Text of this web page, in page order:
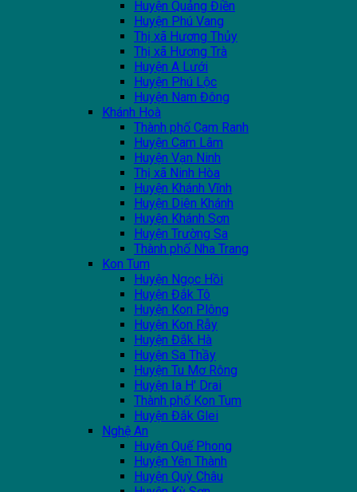
Huyện Quảng Điền
Huyện Phú Vang
Thị xã Hương Thủy
Thị xã Hương Trà
Huyện A Lưới
Huyện Phú Lộc
Huyện Nam Đông
Khánh Hoà
Thành phố Cam Ranh
Huyện Cam Lâm
Huyện Vạn Ninh
Thị xã Ninh Hòa
Huyện Khánh Vĩnh
Huyện Diên Khánh
Huyện Khánh Sơn
Huyện Trường Sa
Thành phố Nha Trang
Kon Tum
Huyện Ngọc Hồi
Huyện Đắk Tô
Huyện Kon Plông
Huyện Kon Rẫy
Huyện Đắk Hà
Huyện Sa Thầy
Huyện Tu Mơ Rông
Huyện Ia H' Drai
Thành phố Kon Tum
Huyện Đắk Glei
Nghệ An
Huyện Quế Phong
Huyện Yên Thành
Huyện Quỳ Châu